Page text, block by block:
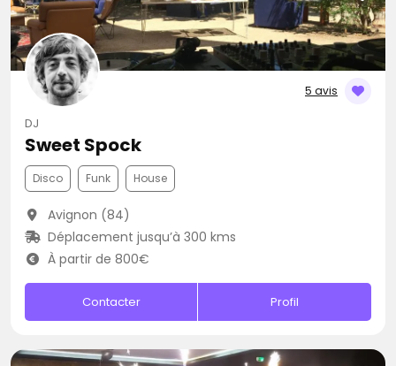
5 avis
DJ
Sweet Spock
Disco Funk House
Avignon (84)
Déplacement jusqu’à 300 kms
À partir de 800€
Contacter Profil